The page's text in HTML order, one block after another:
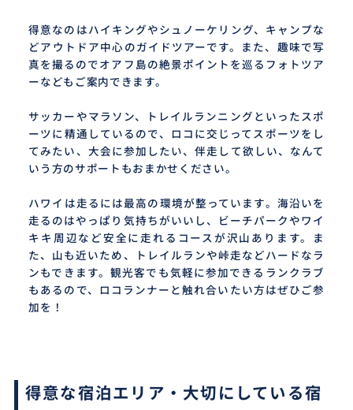
得意なのはハイキングやシュノーケリング、キャンプな
どアウトドア中心のガイドツアーです。また、趣味で写
真を撮るのでオアフ島の絶景ポイントを巡るフォトツア
ーなどもご案内できます。
サッカーやマラソン、トレイルランニングといったスポ
ーツに精通しているので、ロコに交じってスポーツをし
てみたい、大会に参加したい、伴走して欲しい、なんて
いう方のサポートもおまかせください。
ハワイは走るには最高の環境が整っています。海沿いを
走るのはやっぱり気持ちがいいし、ビーチパークやワイ
キキ周辺など安全に走れるコースが沢山あります。ま
た、山も近いため、トレイルランや峠走などハードなラ
ンもできます。観光客でも気軽に参加できるランクラブ
もあるので、ロコランナーと触れ合いたい方はぜひご参
加を！
得意な宿泊エリア・大切にしている宿